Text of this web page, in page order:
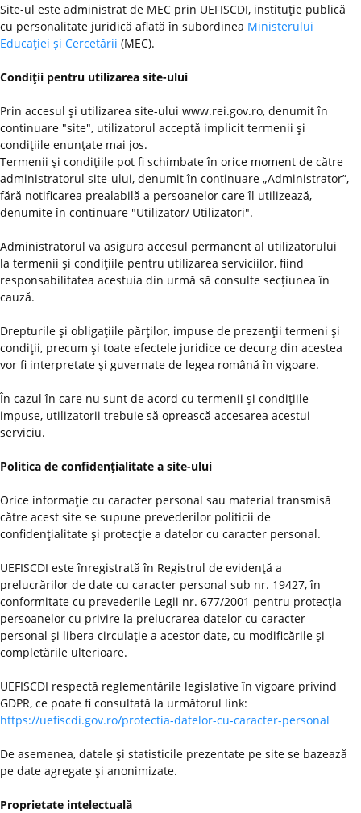
Site-ul este administrat de MEC prin UEFISCDI, instituţie publică
cu personalitate juridică aflată în subordinea Ministerului
Educaţiei și Cercetării (MEC).
Condiţii pentru utilizarea site-ului
Prin accesul şi utilizarea site-ului www.rei.gov.ro, denumit în
continuare "site", utilizatorul acceptă implicit termenii şi
condiţiile enunţate mai jos.
Termenii şi condiţiile pot fi schimbate în orice moment de către
administratorul site-ului, denumit în continuare „Administrator”,
fără notificarea prealabilă a persoanelor care îl utilizează,
denumite în continuare "Utilizator/ Utilizatori".
Administratorul va asigura accesul permanent al utilizatorului
la termenii şi condiţiile pentru utilizarea serviciilor, fiind
responsabilitatea acestuia din urmă să consulte secțiunea în
cauză.
Drepturile şi obligaţiile părţilor, impuse de prezenţii termeni şi
condiţii, precum şi toate efectele juridice ce decurg din acestea
vor fi interpretate şi guvernate de legea română în vigoare.
În cazul în care nu sunt de acord cu termenii şi condiţiile
impuse, utilizatorii trebuie să oprească accesarea acestui
serviciu.
Politica de confidenţialitate a site-ului
Orice informaţie cu caracter personal sau material transmisă
către acest site se supune prevederilor politicii de
confidenţialitate şi protecţie a datelor cu caracter personal.
UEFISCDI este înregistrată în Registrul de evidenţă a
prelucrărilor de date cu caracter personal sub nr. 19427, în
conformitate cu prevederile Legii nr. 677/2001 pentru protecţia
persoanelor cu privire la prelucrarea datelor cu caracter
personal şi libera circulaţie a acestor date, cu modificările şi
completările ulterioare.
UEFISCDI respectă reglementările legislative în vigoare privind
GDPR, ce poate fi consultată la următorul link:
https://uefiscdi.gov.ro/protectia-datelor-cu-caracter-personal
De asemenea, datele şi statisticile prezentate pe site se bazează
pe date agregate şi anonimizate.
Proprietate intelectuală